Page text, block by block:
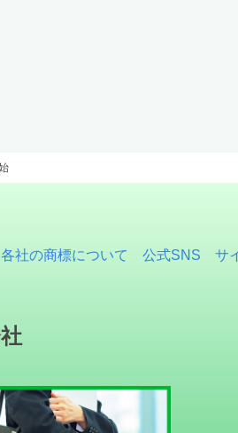
各社の商標について 公式SNS サ